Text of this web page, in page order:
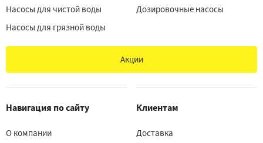
Насосы для чистой воды
Насосы для грязной воды
Дозировочные насосы
Акции
Навигация по сайту
О компании
Клиентам
Доставка